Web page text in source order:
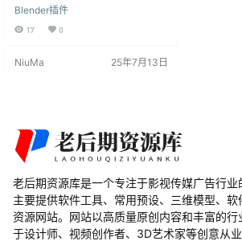
键之一。然而，对于许多人来说，
灯光设置可能是一个具有挑战性的
件，旨在为用户提供最简单和最快
hter插件的核心功能是提…
Blender插件
17 0
NiuMa 25年7月13日
老后期资源库是一个专注于影视传媒广告行业
主要提供软件工具、常用预设、三维模型、
资源网站。网站以高质量原创内容和丰富的
于设计师、视频创作者、3D艺术家等创意从